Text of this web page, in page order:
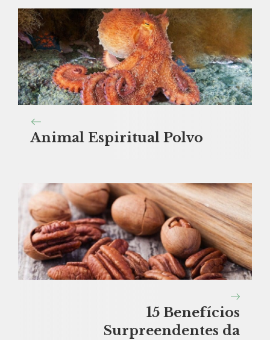
Animal Espiritual Polvo
15 Benefícios
Surpreendentes da